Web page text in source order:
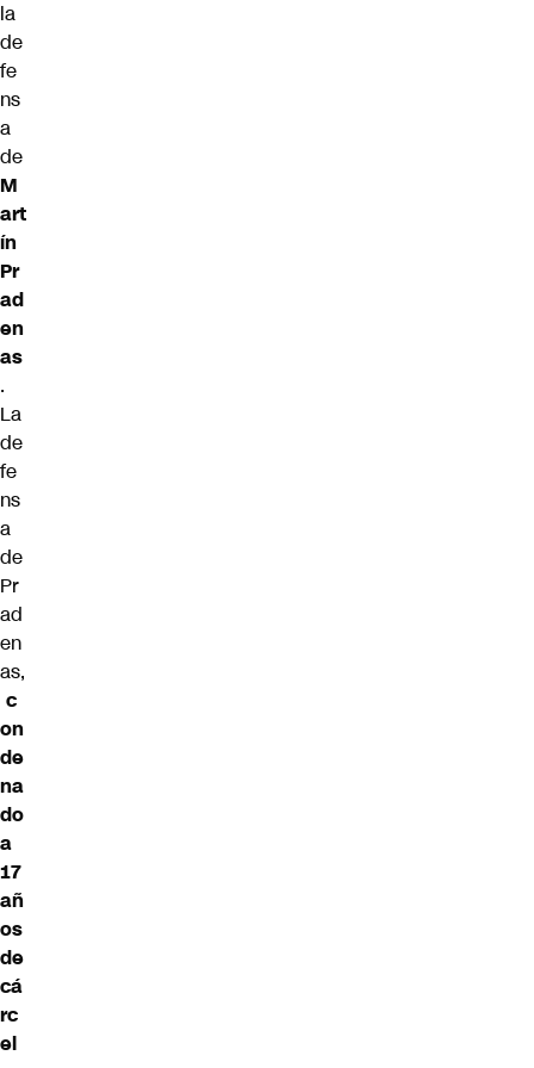
la
de
fe
ns
a
de
M
art
ín
Pr
ad
en
as
.
La
de
fe
ns
a
de
Pr
ad
en
as,
c
on
de
na
do
a
17
añ
os
de
cá
rc
el